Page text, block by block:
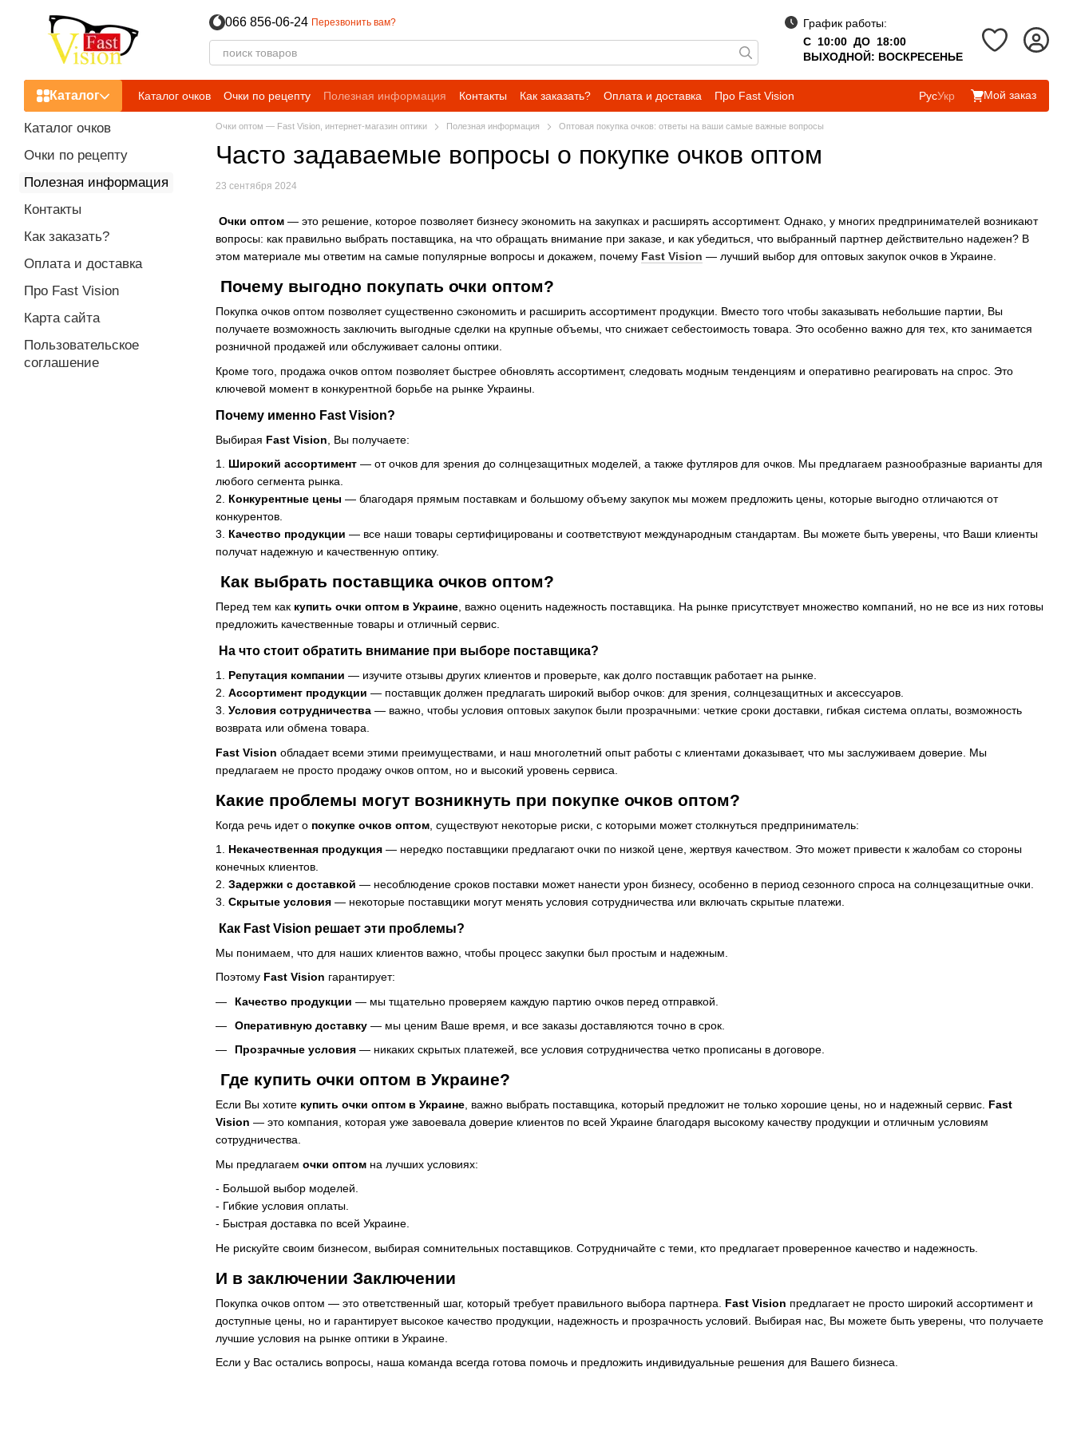
066 856-06-24 Перезвонить вам?
График работы:
С 10:00 ДО 18:00
ВЫХОДНОЙ: ВОСКРЕСЕНЬЕ
Каталог Каталог очков Очки по рецепту Полезная информация Контакты Как заказать? Оплата и доставка
Про Fast Vision
Пользовательское соглашение
РусУкр Мой заказ
Очки оптом — Fast Vision, интернет-магазин оптики Полезная информация Оптовая покупка очков: ответы на ваши самые важные вопросы
Часто задаваемые вопросы о покупке очков оптом
23 сентября 2024
Очки оптом — это решение, которое позволяет бизнесу экономить на закупках и расширять ассортимент. Однако, у многих предпринимателей возникают
вопросы: как правильно выбрать поставщика, на что обращать внимание при заказе, и как убедиться, что выбранный партнер действительно надежен? В
этом материале мы ответим на самые популярные вопросы и докажем, почему Fast Vision — лучший выбор для оптовых закупок очков в Украине.
Почему выгодно покупать очки оптом?
Покупка очков оптом позволяет существенно сэкономить и расширить ассортимент продукции. Вместо того чтобы заказывать небольшие партии, Вы
получаете возможность заключить выгодные сделки на крупные объемы, что снижает себестоимость товара. Это особенно важно для тех, кто занимается
розничной продажей или обслуживает салоны оптики.
Кроме того, продажа очков оптом позволяет быстрее обновлять ассортимент, следовать модным тенденциям и оперативно реагировать на спрос. Это
ключевой момент в конкурентной борьбе на рынке Украины.
Почему именно Fast Vision?
Выбирая Fast Vision , Вы получаете:
1. Широкий ассортимент — от очков для зрения до солнцезащитных моделей, а также футляров для очков. Мы предлагаем разнообразные варианты для
любого сегмента рынка.
2. Конкурентные цены — благодаря прямым поставкам и большому объему закупок мы можем предложить цены, которые выгодно отличаются от
конкурентов.
3. Качество продукции — все наши товары сертифицированы и соответствуют международным стандартам. Вы можете быть уверены, что Ваши клиенты
получат надежную и качественную оптику.
Как выбрать поставщика очков оптом?
Перед тем как купить очки оптом в Украине , важно оценить надежность поставщика. На рынке присутствует множество компаний, но не все из них готовы
предложить качественные товары и отличный сервис.
На что стоит обратить внимание при выборе поставщика?
1. Репутация компании — изучите отзывы других клиентов и проверьте, как долго поставщик работает на рынке.
2. Ассортимент продукции — поставщик должен предлагать широкий выбор очков: для зрения, солнцезащитных и аксессуаров.
3. Условия сотрудничества — важно, чтобы условия оптовых закупок были прозрачными: четкие сроки доставки, гибкая система оплаты, возможность
возврата или обмена товара.
Fast Vision обладает всеми этими преимуществами, и наш многолетний опыт работы с клиентами доказывает, что мы заслуживаем доверие. Мы
предлагаем не просто продажу очков оптом, но и высокий уровень сервиса.
Какие проблемы могут возникнуть при покупке очков оптом?
Когда речь идет о покупке очков оптом , существуют некоторые риски, с которыми может столкнуться предприниматель:
1. Некачественная продукция — нередко поставщики предлагают очки по низкой цене, жертвуя качеством. Это может привести к жалобам со стороны
конечных клиентов.
2. Задержки с доставкой — несоблюдение сроков поставки может нанести урон бизнесу, особенно в период сезонного спроса на солнцезащитные очки.
3. Скрытые условия — некоторые поставщики могут менять условия сотрудничества или включать скрытые платежи.
Как Fast Vision решает эти проблемы?
Мы понимаем, что для наших клиентов важно, чтобы процесс закупки был простым и надежным.
Поэтому Fast Vision гарантирует:
Качество продукции — мы тщательно проверяем каждую партию очков перед отправкой.
Оперативную доставку — мы ценим Ваше время, и все заказы доставляются точно в срок.
Прозрачные условия — никаких скрытых платежей, все условия сотрудничества четко прописаны в договоре.
Где купить очки оптом в Украине?
Если Вы хотите купить очки оптом в Украине, важно выбрать поставщика, который предложит не только хорошие цены, но и надежный сервис. Fast
Vision — это компания, которая уже завоевала доверие клиентов по всей Украине благодаря высокому качеству продукции и отличным условиям
сотрудничества.
Мы предлагаем очки оптом на лучших условиях:
- Большой выбор моделей.
- Гибкие условия оплаты.
- Быстрая доставка по всей Украине.
Не рискуйте своим бизнесом, выбирая сомнительных поставщиков. Сотрудничайте с теми, кто предлагает проверенное качество и надежность.
И в заключении Заключении
Покупка очков оптом — это ответственный шаг, который требует правильного выбора партнера. Fast Vision предлагает не просто широкий ассортимент и
доступные цены, но и гарантирует высокое качество продукции, надежность и прозрачность условий. Выбирая нас, Вы можете быть уверены, что получаете
лучшие условия на рынке оптики в Украине.
Если у Вас остались вопросы, наша команда всегда готова помочь и предложить индивидуальные решения для Вашего бизнеса.
Каталог очков
Очки по рецепту
Полезная информация
Контакты
Как заказать?
Оплата и доставка
Про Fast Vision
Карта сайта
Пользовательское
соглашение